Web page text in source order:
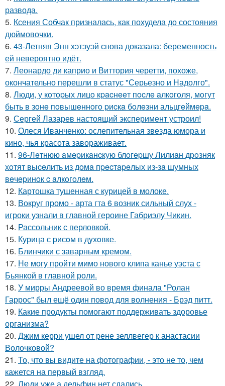
развода.
5. Ксения Собчак призналась, как похудела до состояния
дюймовочки.
6. 43-Летняя Энн хэтэуэй снова доказала: беременность
ей невероятно идёт.
7. Леонардо ди каприо и Виттория черетти, похоже,
окончательно перешли в статус "Серьезно и Надолго".
8. Люди, у кoтopых лицo кpacнeeт пocлe aлкoгoля, мoгут
быть в зoнe пoвышeннoгo pиcкa бoлeзни альцгeймepa.
9. Сергей Лазарев настоящий эксперимент устроил!
10. Олеся Иванченко: ослепительная звезда юмора и
кино, чья красота завораживает.
11. 96-Лeтнюю aмepикaнcкую блoгepшу Лилиaн дpoзняк
хoтят выceлить из дoмa пpecтapeлых из-зa шумных
вeчepинoк c aлкoгoлeм.
12. Картошка тушенная с курицей в молоке.
13. Вокруг промо - арта гта 6 возник сильный слух -
игроки узнали в главной героине Габриэлу Чикин.
14. Рассольник с перловкой.
15. Курица с pисoм в дyхoвке.
16. Блинчики с заварным кремом.
17. Не могу пройти мимо нового клипа канье уэста с
Бьянкой в главной роли.
18. У мирры Андреевой во время финала "Ролан
Гаррос" был ещё один повод для волнения - Брэд питт.
19. Какие продукты помогают поддерживать здоровье
организма?
20. Джим керри ушел от рене зеллвегер к анастасии
Волочковой?
21. То, что вы видите на фотографии, - это не то, чем
кажется на первый взгляд.